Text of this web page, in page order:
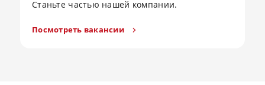
Станьте частью нашей компании.
Посмотреть вакансии